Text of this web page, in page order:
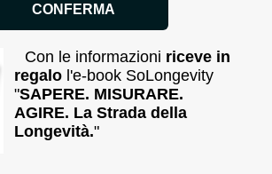
CONFERMA
Con le informazioni riceve in
regalol'e-book SoLongevity
"SAPERE. MISURARE.
AGIRE. La Strada della
Longevità."